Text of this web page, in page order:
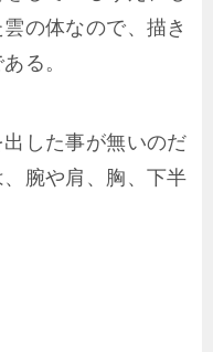
の体なので、描き
る。
した事が無いのだ
腕や肩、胸、下半